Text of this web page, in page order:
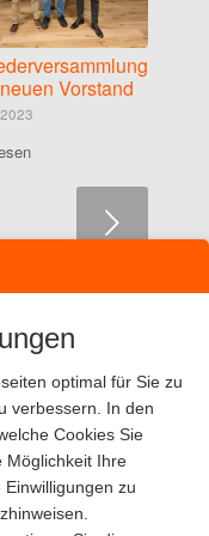
Vorstand
optimal für Sie zu
verbessern. In den
Cookies Sie
Möglichkeit Ihre
zu